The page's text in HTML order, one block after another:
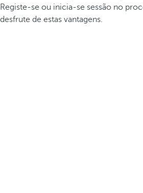
Registe-se ou inicia-se sessão no
desfrute de estas vantagens.